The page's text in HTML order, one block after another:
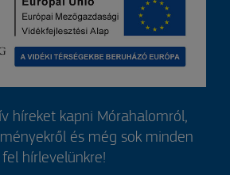
híreket kapni Mórahalomról,
és még sok minden
hírlevelünkre!